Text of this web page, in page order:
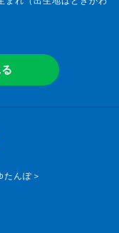
んぽ＞